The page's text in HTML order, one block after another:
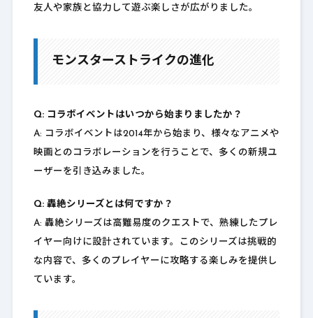
友人や家族と協力して遊ぶ楽しさが広がりました。
モンスターストライクの進化
Q: コラボイベントはいつから始まりましたか？
A: コラボイベントは2014年から始まり、様々なアニメや
映画とのコラボレーションを行うことで、多くの新規ユ
ーザーを引き込みました。
Q: 轟絶シリーズとは何ですか？
A: 轟絶シリーズは高難易度のクエストで、熟練したプレ
イヤー向けに設計されています。このシリーズは挑戦的
な内容で、多くのプレイヤーに攻略する楽しみを提供し
ています。